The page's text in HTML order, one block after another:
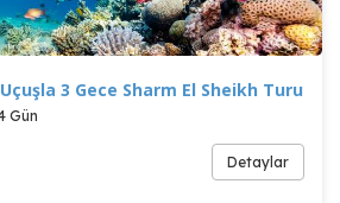
3 Gece Sharm El Sheikh Turu
Gün
Detaylar